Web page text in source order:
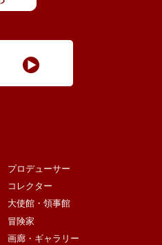
プロデューサー
コレクター
大使館・領事館
冒険家
画廊・ギャラリー